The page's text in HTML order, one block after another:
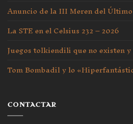
Anuncio de la III Meren del
La STE en el Celsius 232 – 2026
Juegos tolkiendili que no existen
Tom Bombadil y lo
CONTACTAR